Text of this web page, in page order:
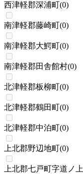
西津軽郡深浦町(0)
南津軽郡藤崎町(0)
南津軽郡大鰐町(0)
南津軽郡田舎館村(0)
北津軽郡板柳町(0)
北津軽郡鶴田町(0)
北津軽郡中泊町(0)
上北郡野辺地町(0)
上北郡七戸町字道ノ上